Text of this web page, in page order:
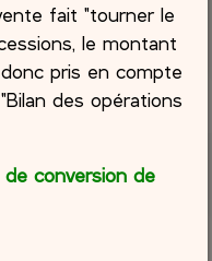
fait "tourner le
le montant
pris en compte
des opérations
conversion de